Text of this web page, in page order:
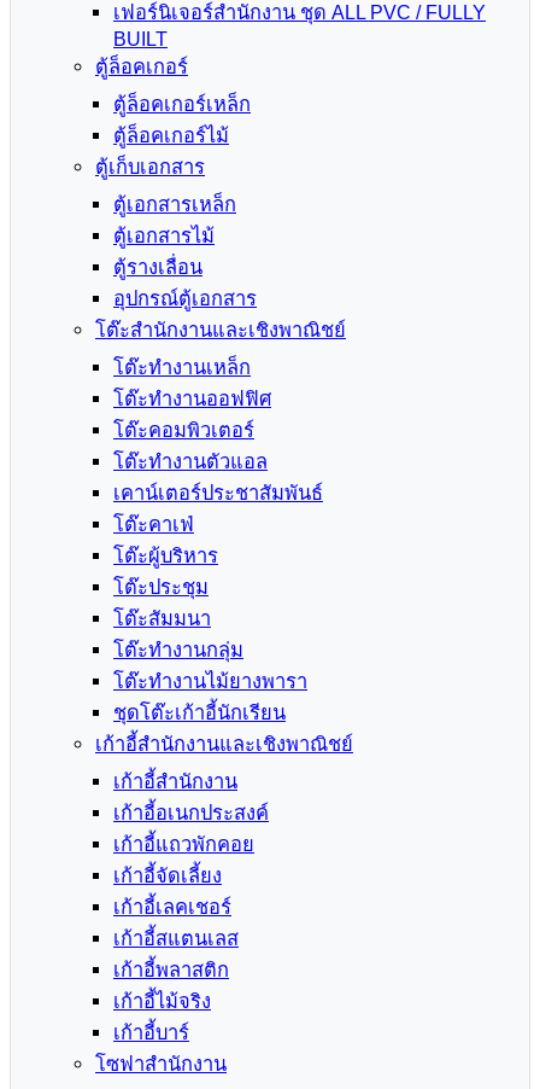
เฟอร์นิเจอร์สำนักงาน ชุด ALL PVC / FULLY
BUILT
ตู้ล็อคเกอร์
ตู้ล็อคเกอร์เหล็ก
ตู้ล็อคเกอร์ไม้
ตู้เก็บเอกสาร
ตู้เอกสารเหล็ก
ตู้เอกสารไม้
ตู้รางเลื่อน
อุปกรณ์ตู้เอกสาร
โต๊ะสำนักงานและเชิงพาณิชย์
โต๊ะทำงานเหล็ก
โต๊ะทำงานออฟฟิศ
โต๊ะคอมพิวเตอร์
โต๊ะทำงานตัวแอล
เคาน์เตอร์ประชาสัมพันธ์
โต๊ะคาเฟ่
โต๊ะผู้บริหาร
โต๊ะประชุม
โต๊ะสัมมนา
โต๊ะทำงานกลุ่ม
โต๊ะทำงานไม้ยางพารา
ชุดโต๊ะเก้าอี้นักเรียน
เก้าอี้สำนักงานและเชิงพาณิชย์
เก้าอี้สำนักงาน
เก้าอี้อเนกประสงค์
เก้าอี้แถวพักคอย
เก้าอี้จัดเลี้ยง
เก้าอี้เลคเชอร์
เก้าอี้สแตนเลส
เก้าอี้พลาสติก
เก้าอี้ไม้จริง
เก้าอี้บาร์
โซฟาสำนักงาน